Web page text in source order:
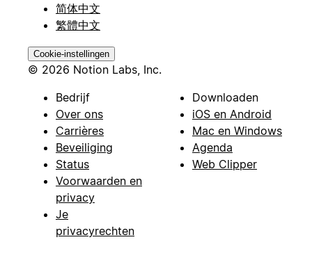
简体中文
繁體中文
Cookie-instellingen
© 2026 Notion Labs, Inc.
Bedrijf
Over ons
Carrières
Beveiliging
Status
Voorwaarden en
privacy
Je
privacyrechten
Downloaden
iOS en Android
Mac en Windows
Agenda
Web Clipper